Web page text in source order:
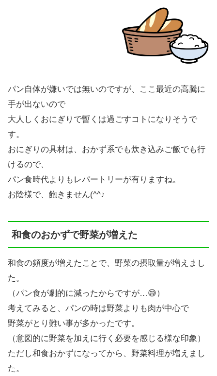
パン自体が嫌いでは無いのですが、ここ最近の高騰に
手が出ないので
大人しくおにぎりで暫くは過ごすコトになりそうで
す。
おにぎりの具材は、おかず系でも炊き込みご飯でも行
けるので、
パン食時代よりもレパートリーが有りますね。
お陰様で、飽きません(^^♪
和食のおかずで野菜が増えた
和食の頻度が増えたことで、野菜の摂取量が増えまし
た。
（パン食が劇的に減ったからですが…😅）
考えてみると、パンの時は野菜よりも肉が中心で
野菜がとり難い事が多かったです。
（意図的に野菜を加えに行く必要を感じる様な印象）
ただし和食おかずになってから、野菜料理が増えまし
た。